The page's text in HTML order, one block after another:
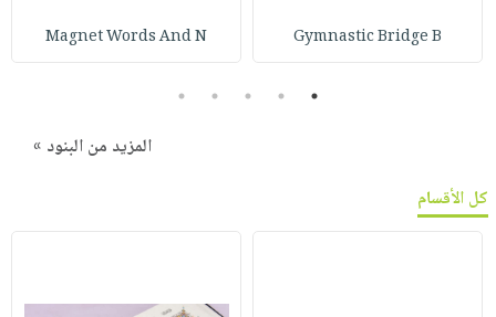
Gymnastic Bridge B
Magnet Words And N
1
2
3
4
5
المزيد من البنود »
كل الأقسام